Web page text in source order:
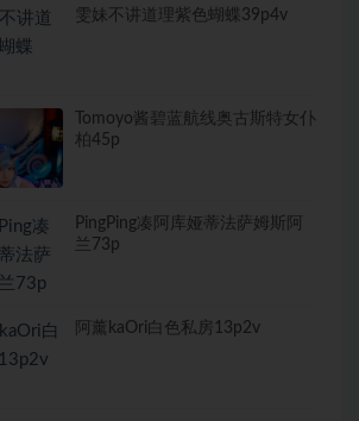
雯妹不讲道理紫色蝴蝶39p4v
Tomoyo酱碧蓝航线奥古斯特女仆
柏45p
PingPing凑阿库娅蒂法萨姆斯阿
兰73p
阿薰kaOri白色私房13p2v